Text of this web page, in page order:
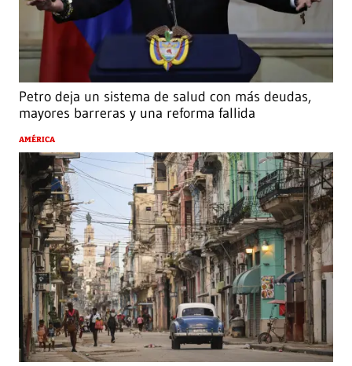
Petro deja un sistema de salud con más deudas,
mayores barreras y una reforma fallida
AMÉRICA